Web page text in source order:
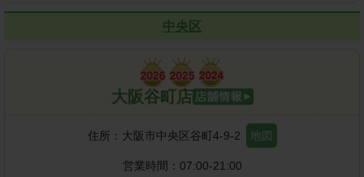
中央区
大阪谷町店
住所： 大阪市中央区谷町4-9-2 地図
営業時間： 07:00-21:00